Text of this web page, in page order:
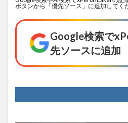
ボタンから「優先ソース」に追加してく
Google検索で
先ソースに追加